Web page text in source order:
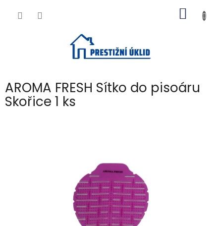
KOŠÍK
AROMA FRESH Sítko do pisoáru
Skořice 1 ks